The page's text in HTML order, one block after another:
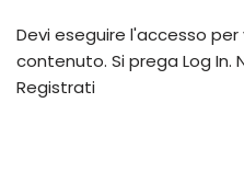
Devi eseguire l'accesso
contenuto. Si prega Log In.
Registrati